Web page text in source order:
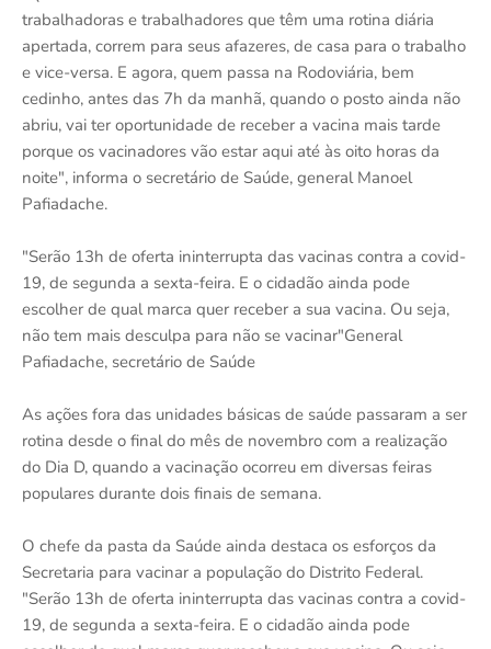
trabalhadoras e trabalhadores que têm uma rotina diária
apertada, correm para seus afazeres, de casa para o trabalho
e vice-versa. E agora, quem passa na Rodoviária, bem
cedinho, antes das 7h da manhã, quando o posto ainda não
abriu, vai ter oportunidade de receber a vacina mais tarde
porque os vacinadores vão estar aqui até às oito horas da
noite", informa o secretário de Saúde, general Manoel
Pafiadache.
"Serão 13h de oferta ininterrupta das vacinas contra a covid-
19, de segunda a sexta-feira. E o cidadão ainda pode
escolher de qual marca quer receber a sua vacina. Ou seja,
não tem mais desculpa para não se vacinar"General
Pafiadache, secretário de Saúde
As ações fora das unidades básicas de saúde passaram a ser
rotina desde o final do mês de novembro com a realização
do Dia D, quando a vacinação ocorreu em diversas feiras
populares durante dois finais de semana.
O chefe da pasta da Saúde ainda destaca os esforços da
Secretaria para vacinar a população do Distrito Federal.
"Serão 13h de oferta ininterrupta das vacinas contra a covid-
19, de segunda a sexta-feira. E o cidadão ainda pode